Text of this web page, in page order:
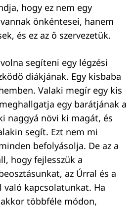
hogy ez nem egy
önkéntesei, hanem
és ez az ő szervezetük.
segíteni egy légzési
diákjának. Egy kisbaba
Valaki megír egy kis
egy barátjának a
naggyá növi ki magát, és
segít. Ezt nem mi
befolyásolja. De az a
hogy fejlesszük a
az Úrral és a
kapcsolatunkat. Ha
többféle módon,